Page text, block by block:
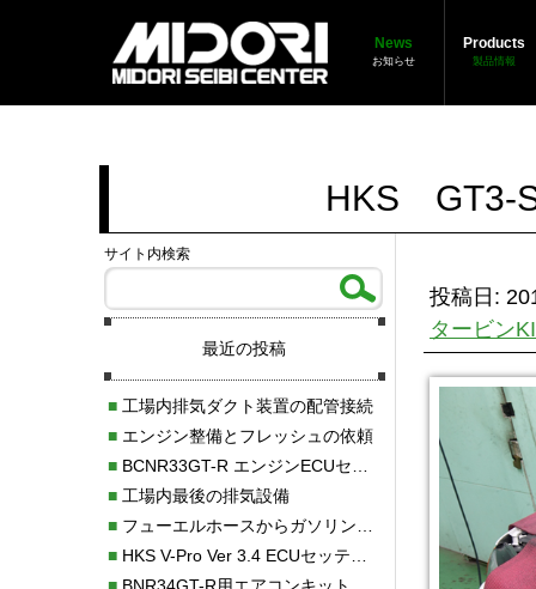
News
お知らせ
Products
製品情報
HKS
投稿日:
タービン
サイト内検索
最近の投稿
■工場内排気ダクト装置の配管接続
■エンジン整備とフレッシュの依頼
■BCNR33GT-R エンジンECUセッティング調整
■工場内最後の排気設備
■フューエルホースからガソリン漏れ
■HKS V-Pro Ver 3.4 ECUセッティング